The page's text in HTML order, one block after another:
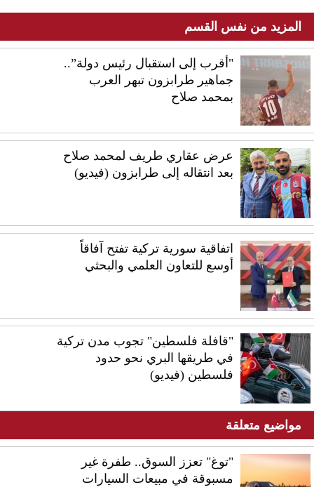
المزيد من نفس القسم
"أقرب إلى استقبال رئيس دولة”..
جماهير طرابزون تبهر العرب
بمحمد صلاح
عرض عقاري طريف لمحمد صلاح
بعد انتقاله إلى طرابزون (فيديو)
اتفاقية سورية تركية تفتح آفاقاً
أوسع للتعاون العلمي والبحثي
"قافلة فلسطين" تجوب مدن تركية
في طريقها البري نحو حدود
فلسطين (فيديو)
مواضيع متعلقة
"توغ" تعزز السوق.. طفرة غير
مسبوقة في مبيعات السيارات